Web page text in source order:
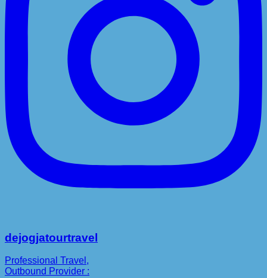
dejogjatourtravel
Professional Travel,
Outbound Provider :